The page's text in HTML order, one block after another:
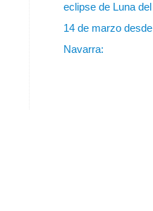
eclipse de Luna del
14 de marzo desde
Navarra: